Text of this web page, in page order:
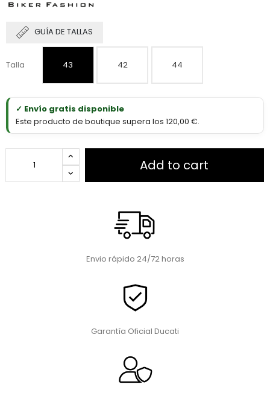
GUÍA DE TALLAS
Talla 43 42 44
✓ Envío gratis disponible
Este producto de boutique supera los 120,00 €.
Add to cart
Envio rápido 24/72 horas
Garantía Oficial Ducati